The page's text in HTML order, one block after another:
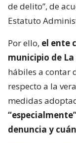
de delito”, de
Estatuto
Por ello, el ente
municipio de La
hábiles a contar
respecto a la
medidas
denuncia y